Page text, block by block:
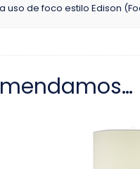
uso de foco estilo Edison